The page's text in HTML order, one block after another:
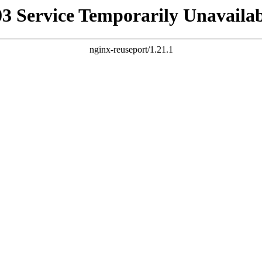
Service Temporarily
nginx-reuseport/1.21.1